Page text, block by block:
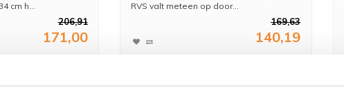
cm h...
206,91
171,00
RVS valt meteen op door...
169,63
140,19